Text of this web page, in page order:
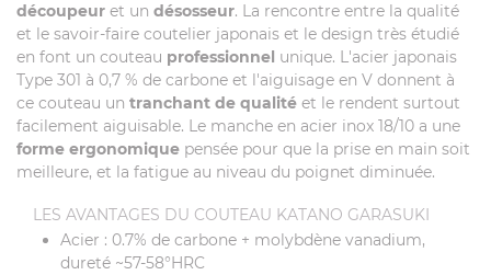
découpeur et un désosseur. La rencontre entre la qualité
et le savoir-faire coutelier japonais et le design très étudié
en font un couteau professionnel unique. L'acier japonais
Type 301 à 0,7 % de carbone et l'aiguisage en V donnent à
ce couteau un tranchant de qualité et le rendent surtout
facilement aiguisable. Le manche en acier inox 18/10 a une
forme ergonomique pensée pour que la prise en main soit
meilleure, et la fatigue au niveau du poignet diminuée.
LES AVANTAGES DU COUTEAU KATANO GARASUKI
Acier : 0.7% de carbone + molybdène vanadium,
dureté ~57-58°HRC